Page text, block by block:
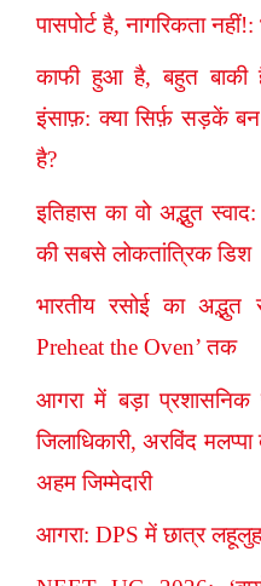
पासपोर्ट है, नागरिकता
काफी हुआ है, बहुत बाकी
इंसाफ़: क्या सिर्फ़ सड़कें
है?
इतिहास का वो अद्भुत
की सबसे लोकतांत्रिक डिश
भारतीय रसोई का
Preheat the Oven’ तक
आगरा में बड़ा
जिलाधिकारी, अरविंद
अहम जिम्मेदारी
आगरा: DPS में छात्र